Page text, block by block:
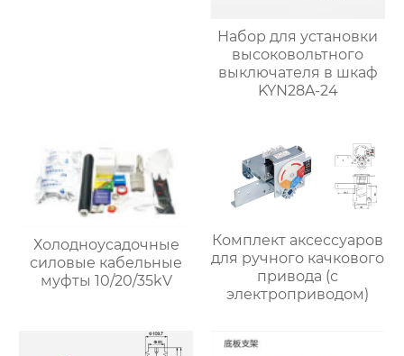
Набор для установки
высоковольтного
выключателя в шкаф
KYN28A-24
Холодноусадочные
силовые кабельные
муфты 10/20/35kV
Комплект аксессуаров
для ручного качкового
привода (с
электроприводом)